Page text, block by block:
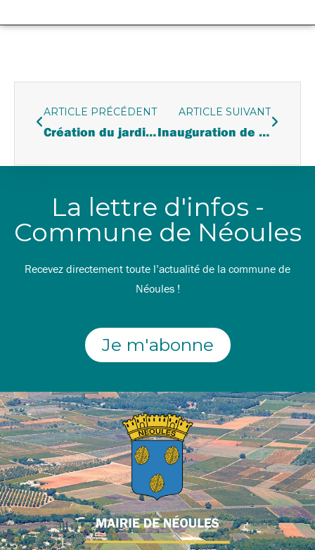
ARTICLE PRÉCÉDENT
Création du jardin de la maison du temps libre
ARTICLE SUIVANT
Inauguration de la maison du temps libre et de son passage « Etienne JUVENAL »
La lettre d'infos -
Commune de Néoules
Recevez directement toute l’actualité de la commune de
Néoules !
Je m'abonne